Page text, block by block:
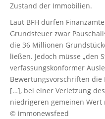
Zustand der Immobilien.
Laut BFH dürfen
Grundsteuer zwar
die 36 Millionen
ließen. Jedoch müsse „den
verfassungskonformer
Bewertungsvorschriften
[…], bei einer Verletzung
niedrigeren gemeinen Wert
© immonewsfeed